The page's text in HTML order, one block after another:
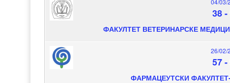
04/03/
38-
ФАКУЛТЕТ ВЕТЕРИНАРСКЕ
26/02/
57-
ФАРМАЦЕУТСКИ